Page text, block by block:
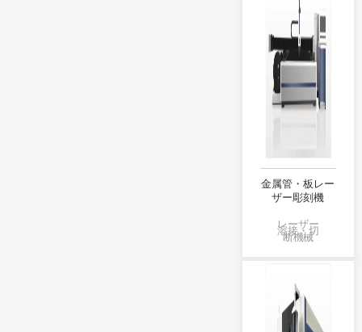
金属管・板レー
ザー彫刻機
レーザー
溶接・切
断機械